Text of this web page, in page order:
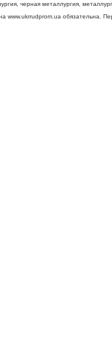
черная металлургия,
www.ukrrudprom.ua обязательна.